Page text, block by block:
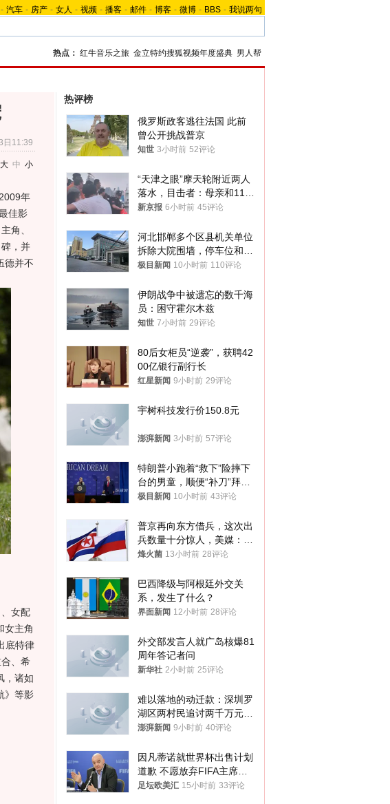
- 汽车 - 房产 - 女人 - 视频 - 播客 - 邮件 - 博客 - 微博 - BBS - 我说两句
热点： 红牛音乐之旅 金立特约搜狐视频年度盛典 男人帮
日11:39
大 中 小
年
佳影
角、
，并
德并不
女配
女主角
底特律
、希
，诸如
》等影
热评榜
俄罗斯政客逃往法国 此前
曾公开挑战普京
知世 3小时前 52评论
“天津之眼”摩天轮附近两人
落水，目击者：母亲和11岁
儿子先后被打捞上岸
新京报 6小时前 45评论
河北邯郸多个区县机关单位
拆除大院围墙，停车位和厕
所免费开放，当地多部门回
极目新闻 10小时前 110评论
伊朗战争中被遗忘的数千海
员：困守霍尔木兹
知世 7小时前 29评论
80后女柜员“逆袭”，获聘42
00亿银行副行长
红星新闻 9小时前 29评论
宇树科技发行价150.8元
澎湃新闻 3小时前 57评论
特朗普小跑着“救下”险摔下
台的男童，顺便“补刀”拜
登：“我可不想他像拜登一
极目新闻 10小时前 43评论
普京再向东方借兵，这次出
兵数量十分惊人，美媒：俄
朝要动真格？
烽火菌 13小时前 28评论
巴西降级与阿根廷外交关
系，发生了什么？
界面新闻 12小时前 28评论
外交部发言人就广岛核爆81
周年答记者问
新华社 2小时前 25评论
难以落地的动迁款：深圳罗
湖区两村民追讨两千万元动
迁款八年未果
澎湃新闻 9小时前 40评论
因凡蒂诺就世界杯出售计划
道歉 不愿放弃FIFA主席职
位
足坛欧美汇 15小时前 33评论